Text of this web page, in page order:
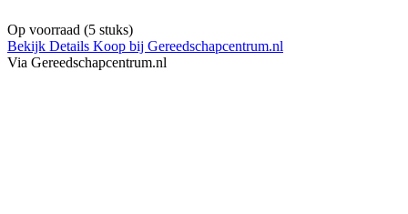
Op voorraad (5 stuks)
Bekijk Details Koop bij Gereedschapcentrum.nl
Via Gereedschapcentrum.nl